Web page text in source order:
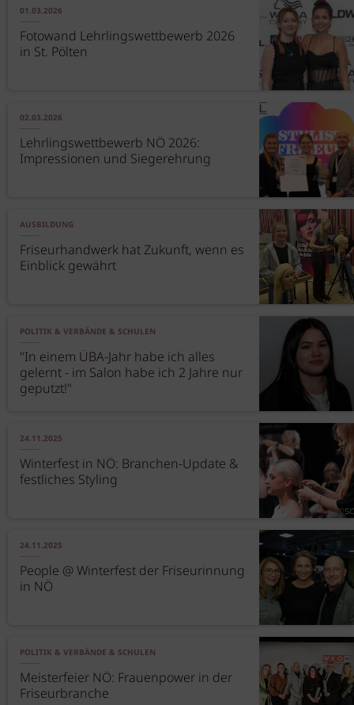
01.03.2026
Fotowand Lehrlingswettbewerb 2026
in St. Pölten
02.03.2026
Lehrlingswettbewerb NÖ 2026:
Impressionen und Siegerehrung
AUSBILDUNG
Friseurhandwerk hat Zukunft, wenn es
Einblick gewährt
POLITIK & VERBÄNDE & SCHULEN
"In einem ÜBA-Jahr habe ich alles
gelernt - im Salon habe ich 2 Jahre nur
geputzt!"
24.11.2025
Winterfest in NÖ: Branchen-Update &
festliches Styling
24.11.2025
People @ Winterfest der Friseurinnung
in NÖ
POLITIK & VERBÄNDE & SCHULEN
Meisterfeier NÖ: Frauenpower in der
Friseurbranche